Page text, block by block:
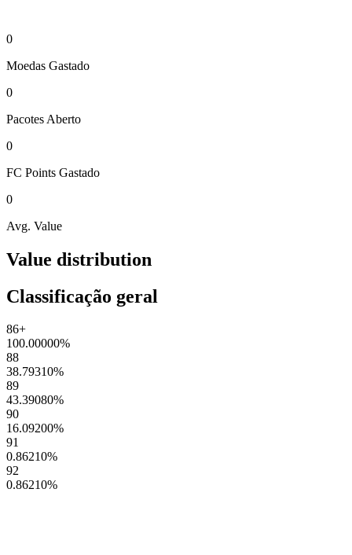
0
Moedas Gastado
0
Pacotes Aberto
0
FC Points Gastado
0
Avg. Value
Value distribution
Classificação geral
86+
100.00000%
88
38.79310%
89
43.39080%
90
16.09200%
91
0.86210%
92
0.86210%